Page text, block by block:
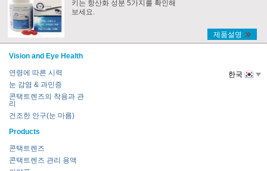
키는 항산화 성분 5가지를 확인해
보세요.
제품설명
Vision and Eye Health
연령에 따른 시력
눈 감염 & 과민증
콘택트렌즈의 착용과 관
리
건조한 안구(눈 마름)
Products
콘택트렌즈
콘택트렌즈 관리 용액
한국